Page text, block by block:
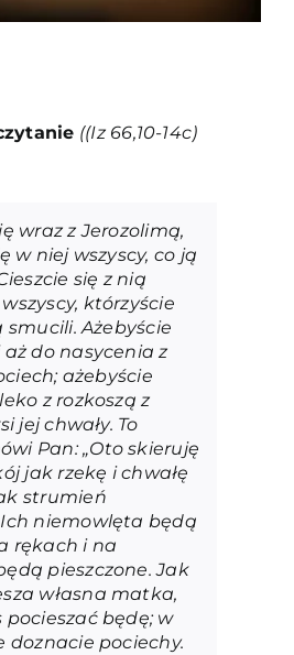
((Iz 66,10-14c)
wraz z Jerozolimą,
w niej wszyscy, co ją
się z nią
którzyście
smucili. Ażebyście
do nasycenia z
ażebyście
z rozkoszą z
jej chwały. To
Pan: „Oto skieruję
jak rzekę i chwałę
strumień
niemowlęta będą
rękach i na
pieszczone. Jak
własna matka,
pocieszać będę; w
doznacie pociechy.